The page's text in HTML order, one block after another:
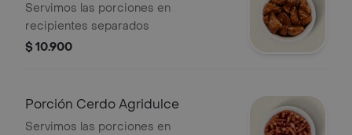
Servimos las porciones en
recipientes separados
$ 10.900
Porción Cerdo Agridulce
Servimos las porciones en